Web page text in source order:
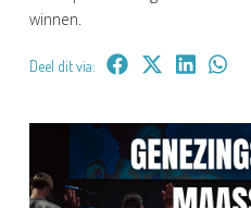
winnen.
Deel dit via: